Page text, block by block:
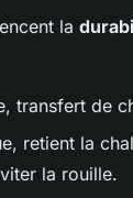
la
transfert de
retient la
la rouille.